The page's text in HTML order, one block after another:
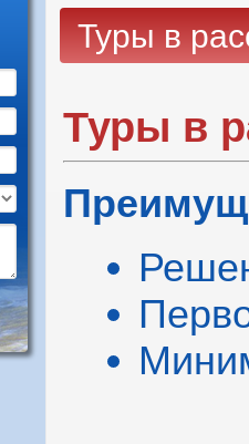
Туры в
Туры в